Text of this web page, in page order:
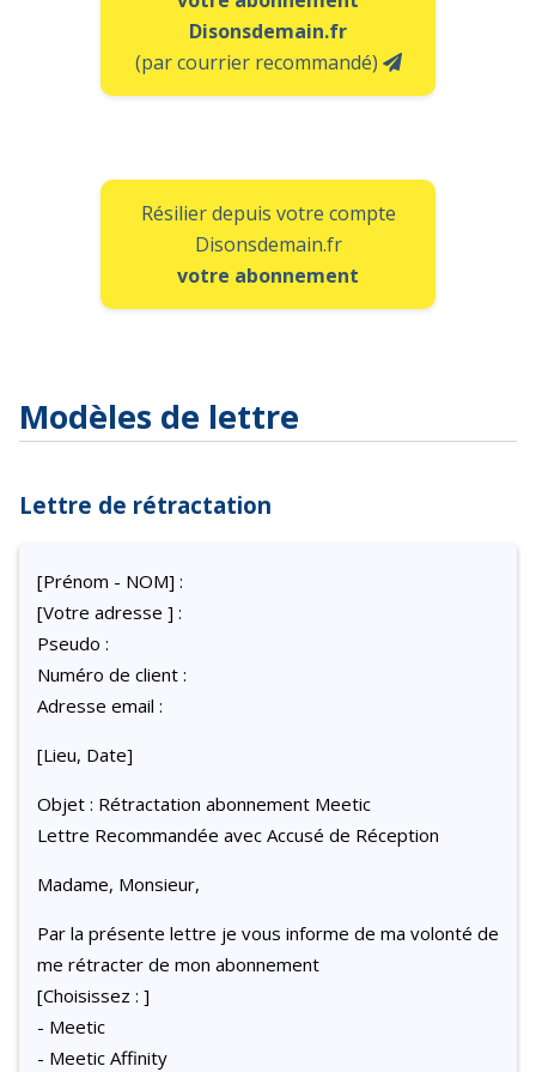
Disonsdemain.fr
(par courrier recommandé)
Résilier depuis votre compte
Disonsdemain.fr
votre abonnement
Modèles de lettre
Lettre de rétractation
[Prénom - NOM] :
[Votre adresse ] :
Pseudo :
Numéro de client :
Adresse email :
[Lieu, Date]
Objet : Rétractation abonnement Meetic
Lettre Recommandée avec Accusé de Réception
Madame, Monsieur,
Par la présente lettre je vous informe de ma volonté de
me rétracter de mon abonnement
[Choisissez : ]
- Meetic
- Meetic Affinity